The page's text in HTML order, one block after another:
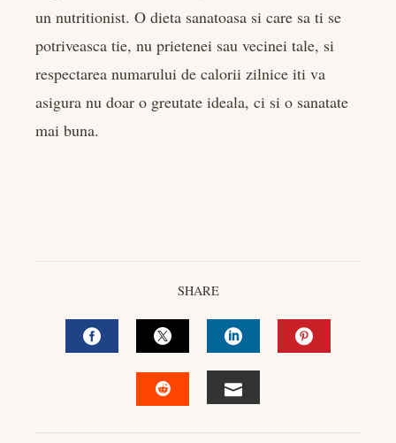
un nutritionist. O dieta sanatoasa si care sa ti se
potriveasca tie, nu prietenei sau vecinei tale, si
respectarea numarului de calorii zilnice iti va
asigura nu doar o greutate ideala, ci si o sanatate
mai buna.
SHARE
FACEBOOKTWITTERLINKEDIN